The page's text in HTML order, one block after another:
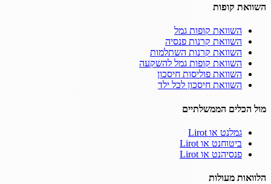
השוואת קופות
השוואת קופות גמל
השוואת קרנות פנסיה
השוואת קרנות השתלמות
השוואת קופות גמל להשקעה
השוואת פוליסות חיסכון
השוואת חיסכון לכל ילד
מול הכלים הממשלתיים
גמלנט או Lirot
ביטוחנט או Lirot
פנסיהנט או Lirot
הלוואות מעולות